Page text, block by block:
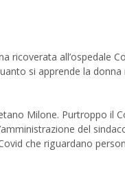
ricoverata all’ospedale
si apprende la donna
Milone. Purtroppo il
del
che riguardano